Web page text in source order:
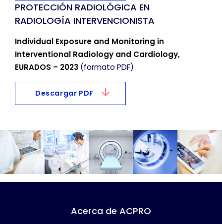
PROTECCIÓN RADIOLÓGICA EN
RADIOLOGÍA INTERVENCIONISTA
Individual Exposure and Monitoring in
Interventional Radiology and Cardiology,
EURADOS – 2023 (formato PDF)
Descargar PDF
Acerca de ACPRO
Cookies de rendimiento
Estas cookies nos permiten contar las visitas y
fuentes de tráfico para poder evaluar el
rendimiento de nuestro sitio y mejorarlo. Nos
ayudan a saber qué páginas son las más o
menos visitadas, y cómo los visitantes
navegan por el sitio. Toda la información que
recogen estas cookies es agregada y, por lo
GUARDAR CONFIGURACIÓN
sección "Configuración de cookies" al pie de la página.
También puedes consultar nuestrapolítica de cookies